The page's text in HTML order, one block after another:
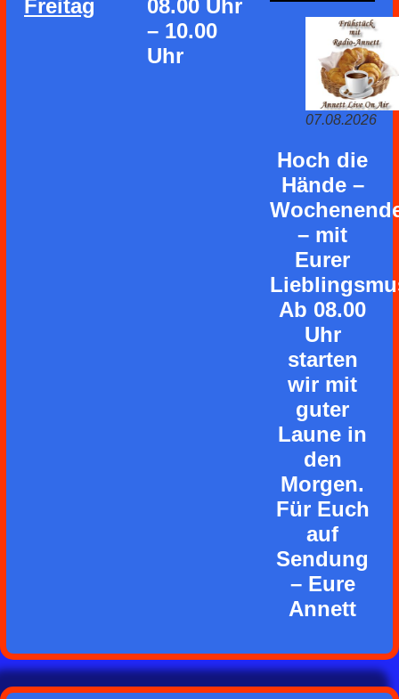
Freitag
08.00 Uhr
– 10.00
Uhr
07.08.2026
Hoch die
Hände –
– mit
Eurer
Ab 08.00
Uhr
starten
wir mit
guter
Laune in
den
Morgen.
Für Euch
auf
Sendung
– Eure
Annett